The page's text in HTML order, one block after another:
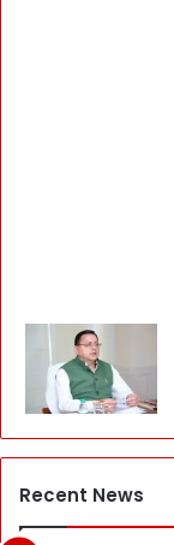
Recent News